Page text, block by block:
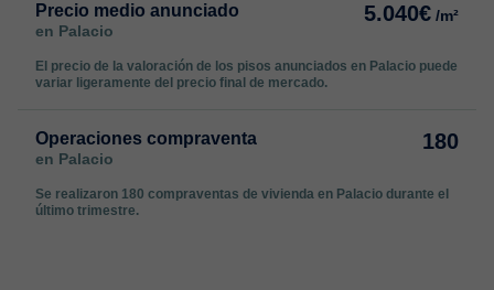
Precio medio anunciado
en Palacio
5.040€ /m²
El precio de la valoración de los pisos anunciados en Palacio puede
variar ligeramente del precio final de mercado.
Operaciones compraventa
en Palacio
180
Se realizaron 180 compraventas de vivienda en Palacio durante el
último trimestre.